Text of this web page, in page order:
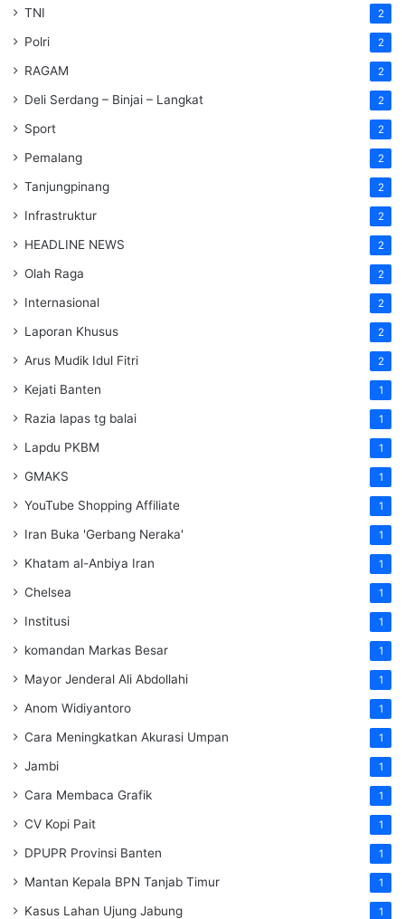
TNI 2
Polri 2
RAGAM 2
Deli Serdang – Binjai – Langkat 2
Sport 2
Pemalang 2
Tanjungpinang 2
Infrastruktur 2
HEADLINE NEWS 2
Olah Raga 2
Internasional 2
Laporan Khusus 2
Arus Mudik Idul Fitri 2
Kejati Banten 1
Razia lapas tg balai 1
Lapdu PKBM 1
GMAKS 1
YouTube Shopping Affiliate 1
Iran Buka 'Gerbang Neraka' 1
Khatam al-Anbiya Iran 1
Chelsea 1
Institusi 1
komandan Markas Besar 1
Mayor Jenderal Ali Abdollahi 1
Anom Widiyantoro 1
Cara Meningkatkan Akurasi Umpan 1
Jambi 1
Cara Membaca Grafik 1
CV Kopi Pait 1
DPUPR Provinsi Banten 1
Mantan Kepala BPN Tanjab Timur 1
Kasus Lahan Ujung Jabung 1